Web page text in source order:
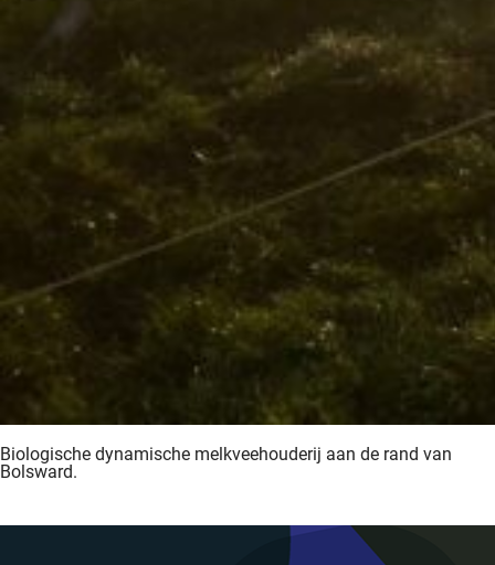
Biologische dynamische melkveehouderij aan de rand van
Bolsward.